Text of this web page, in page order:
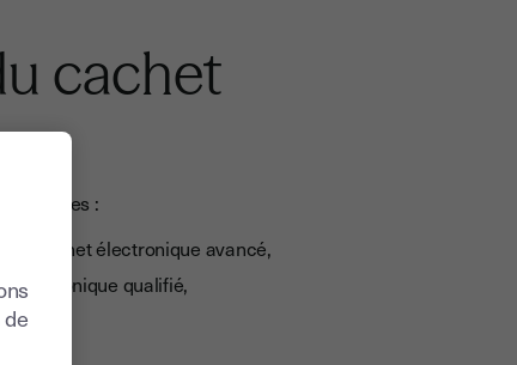
cachet
:
cachet électronique avancé,
électronique qualifié,